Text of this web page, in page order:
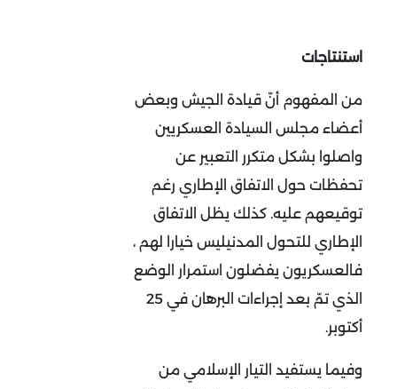
استنتاجات
من المفهوم أنّ قيادة الجيش وبعض
أعضاء مجلس السيادة العسكريين
واصلوا بشكل متكرر التعبير عن
تحفظات حول الاتفاق الإطاري رغم
توقيعهم عليه. كذلك يظل الاتفاق
الإطاري للتحول المدنيليس خيارا لهم ،
فالعسكريون يفضلون استمرار الوضع
الذي تمّ بعد إجراءات البرهان في 25
أكتوبر.
وفيما يستفيد التيار الإسلامي من